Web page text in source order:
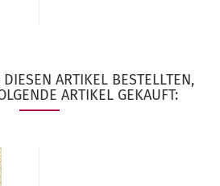
ARTIKEL BESTELLTEN,
ARTIKEL GEKAUFT: